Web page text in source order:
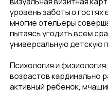
уровень заботы о
многие отельеры
пытаясь угодить всем
универсальную детскую
Психология и
возрастов кардинально
активный ребенок,